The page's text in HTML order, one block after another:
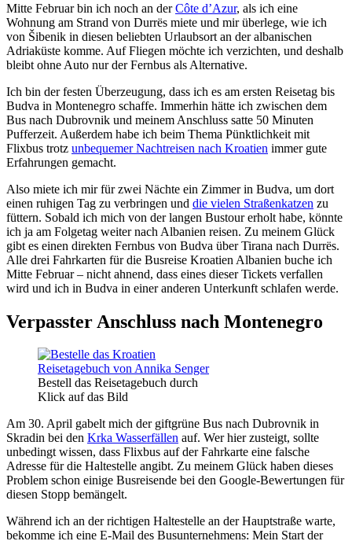
Mitte Februar bin ich noch an derCôte d’Azur, als ich eine
Wohnung am Strand von Durrës miete und mir überlege, wie ich
von Šibenik in diesen beliebten Urlaubsort an der albanischen
Adriaküste komme. Auf Fliegen möchte ich verzichten, und deshalb
bleibt ohne Auto nur der Fernbus als Alternative.
Ich bin der festen Überzeugung, dass ich es am ersten Reisetag bis
Budva in Montenegro schaffe. Immerhin hätte ich zwischen dem
Bus nach Dubrovnik und meinem Anschluss satte 50 Minuten
Pufferzeit. Außerdem habe ich beim Thema Pünktlichkeit mit
Flixbus trotz unbequemer Nachtreisen nach Kroatien immer gute
Erfahrungen gemacht.
Also miete ich mir für zwei Nächte ein Zimmer in Budva, um dort
einen ruhigen Tag zu verbringen und die vielen Straßenkatzen zu
füttern. Sobald ich mich von der langen Bustour erholt habe, könnte
ich ja am Folgetag weiter nach Albanien reisen. Zu meinem Glück
gibt es einen direkten Fernbus von Budva über Tirana nach Durrës.
Alle drei Fahrkarten für die Busreise Kroatien Albanien buche ich
Mitte Februar – nicht ahnend, dass eines dieser Tickets verfallen
wird und ich in Budva in einer anderen Unterkunft schlafen werde.
Verpasster Anschluss nach Montenegro
Bestell das Reisetagebuch durch
Klick auf das Bild
Am 30. April gabelt mich der giftgrüne Bus nach Dubrovnik in
Skradin bei den Krka Wasserfällen auf. Wer hier zusteigt, sollte
unbedingt wissen, dass Flixbus auf der Fahrkarte eine falsche
Adresse für die Haltestelle angibt. Zu meinem Glück haben dieses
Problem schon einige Busreisende bei den Google-Bewertungen für
diesen Stopp bemängelt.
Während ich an der richtigen Haltestelle an der Hauptstraße warte,
bekomme ich eine E-Mail des Busunternehmens: Mein Start der